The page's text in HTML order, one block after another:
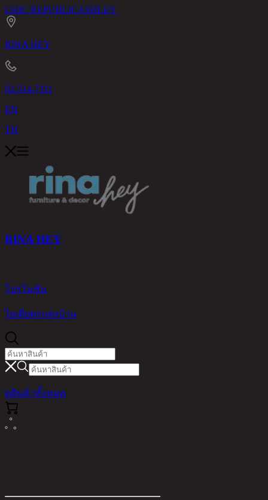
CHIC REPUBLICASHLEY
RINA HEY
02-514-7111
EN
TH
RINA HEY
โปรโมชัน
ไอเดียตกแต่งบ้าน
ดูสินค้าทั้งหมด